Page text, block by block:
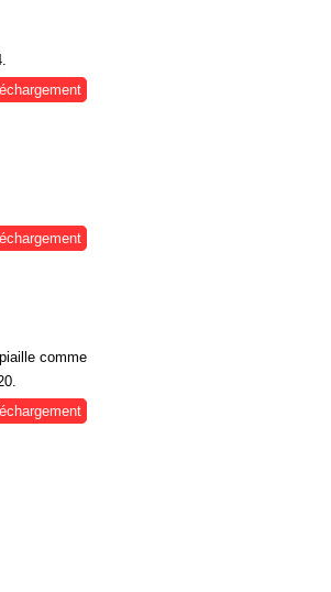
comme